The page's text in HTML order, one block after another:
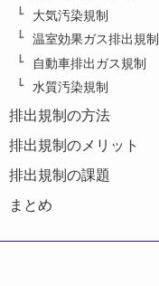
大気汚染規制
温室効果ガス排出規制
自動車排出ガス規制
水質汚染規制
排出規制の方法
排出規制のメリット
排出規制の課題
まとめ